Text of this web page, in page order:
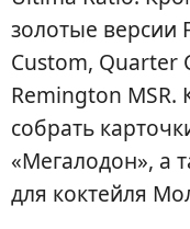
золотые версии
Custom, Quarter
Remington MSR.
собрать
«Мегалодон», а
для коктейля